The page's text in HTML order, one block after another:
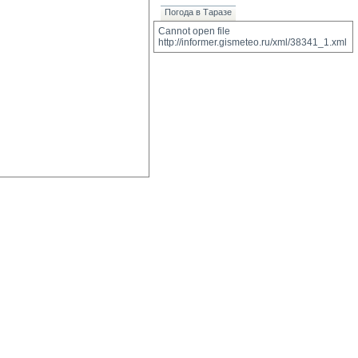
Погода в Таразе
Cannot open file
http://informer.gismeteo.ru/xml/38341_1.xml